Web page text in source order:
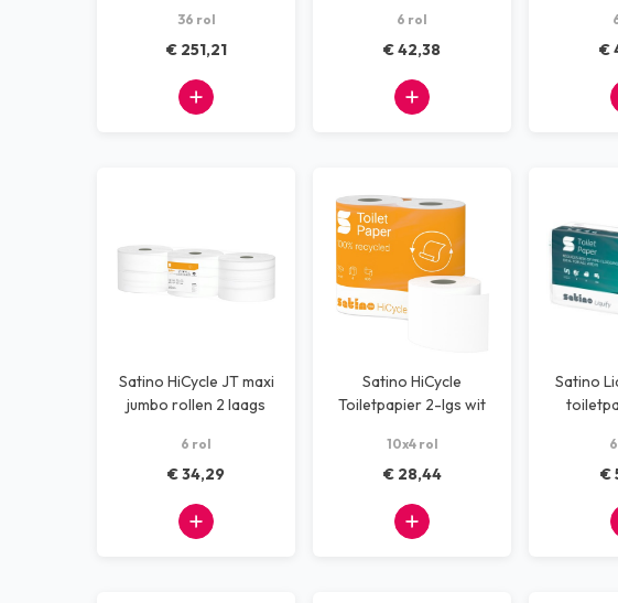
36 rol
€ 251,21
6 rol
€ 42,38 €
Satino HiCycle JT maxi
jumbo rollen 2 laags
6 rol
€ 34,29
Satino HiCycle
Toiletpapier 2-lgs wit
10x4 rol
€ 28,44
Satino
€